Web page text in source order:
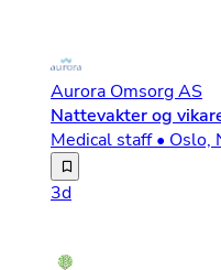
Aurora Omsorg AS
Nattevakter og
Medical staff • Oslo,
Aurora omsorg er
3d